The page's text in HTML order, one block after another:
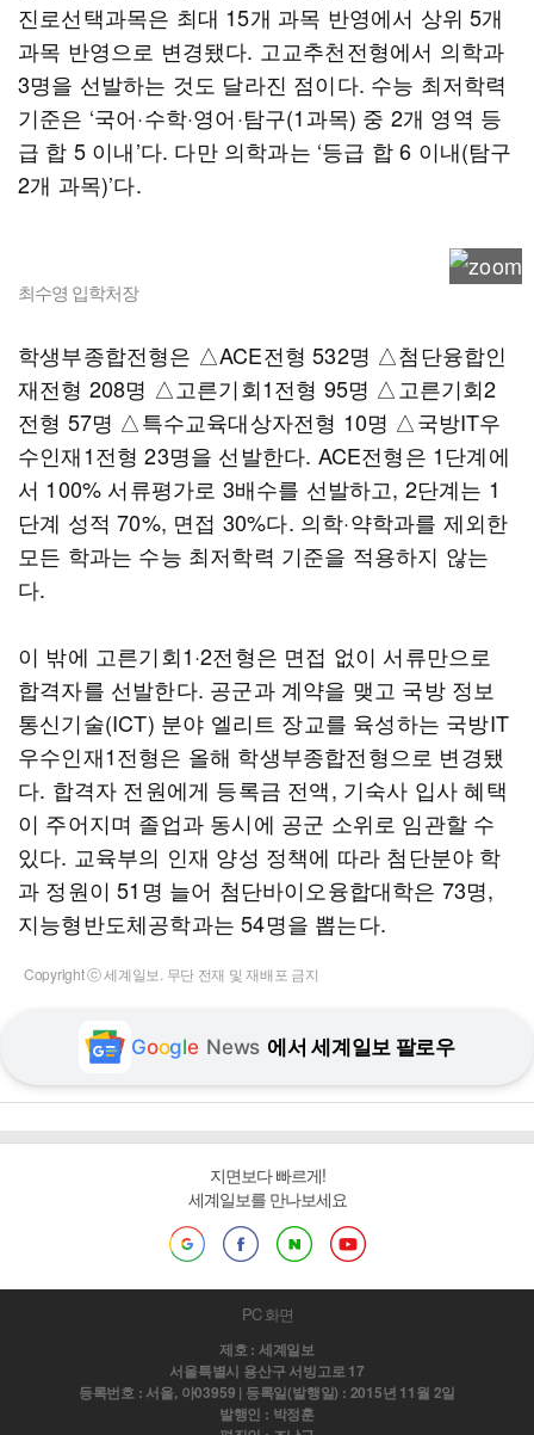
진로선택과목은 최대 15개 과목 반영에서 상위 5개
과목 반영으로 변경됐다. 고교추천전형에서 의학과
3명을 선발하는 것도 달라진 점이다. 수능 최저학력
기준은 ‘국어·수학·영어·탐구(1과목) 중 2개 영역 등
급 합 5 이내’다. 다만 의학과는 ‘등급 합 6 이내(탐구
2개 과목)’다.
최수영 입학처장
학생부종합전형은 △ACE전형 532명 △첨단융합인
재전형 208명 △고른기회1전형 95명 △고른기회2
전형 57명 △특수교육대상자전형 10명 △국방IT우
수인재1전형 23명을 선발한다. ACE전형은 1단계에
서 100% 서류평가로 3배수를 선발하고, 2단계는 1
단계 성적 70%, 면접 30%다. 의학·약학과를 제외한
모든 학과는 수능 최저학력 기준을 적용하지 않는
다.
이 밖에 고른기회1·2전형은 면접 없이 서류만으로
합격자를 선발한다. 공군과 계약을 맺고 국방 정보
통신기술(ICT) 분야 엘리트 장교를 육성하는 국방IT
우수인재1전형은 올해 학생부종합전형으로 변경됐
다. 합격자 전원에게 등록금 전액, 기숙사 입사 혜택
이 주어지며 졸업과 동시에 공군 소위로 임관할 수
있다. 교육부의 인재 양성 정책에 따라 첨단분야 학
과 정원이 51명 늘어 첨단바이오융합대학은 73명,
지능형반도체공학과는 54명을 뽑는다.
Copyright ⓒ 세계일보. 무단 전재 및 재배포 금지
Google News 에서 세계일보 팔로우
지면보다 빠르게!
세계일보를 만나보세요
PC 화면
제호 : 세계일보
서울특별시 용산구 서빙고로 17
등록번호 : 서울, 아03959 | 등록일(발행일) : 2015년 11월 2일
발행인 : 박정훈